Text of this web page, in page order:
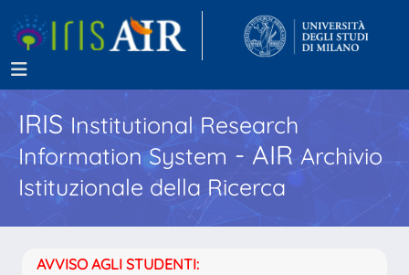
IRISInstitutional Research
Information System - AIR Archivio
Istituzionale della Ricerca
AVVISO AGLI STUDENTI: